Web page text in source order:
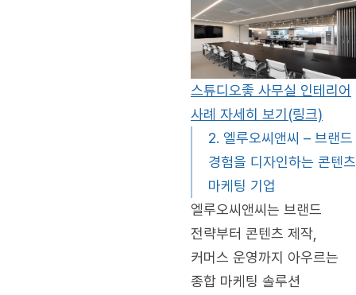
스튜디오좋 사무실 인테리어
사례 자세히 보기(링크)
2. 엘루오씨앤씨 – 브랜드
경험을 디자인하는 콘텐츠
마케팅 기업
엘루오씨앤씨는 브랜드
전략부터 콘텐츠 제작,
커머스 운영까지 아우르는
종합 마케팅 솔루션